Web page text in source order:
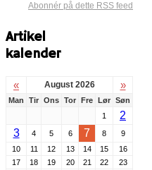
Abonnér på dette RSS feed
Artikel
kalender
« August 2026 »
Man Tir Ons Tor Fre Lør Søn
1
2
3
4 5 6 7 8
9
10
11 12 13 14 15
16
17
18 19 20 21 22
23